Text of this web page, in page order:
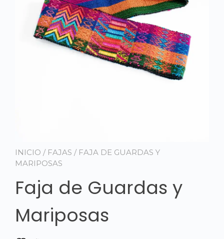
INICIO / FAJAS / FAJA DE GUARDAS Y
MARIPOSAS
Faja de Guardas y
Mariposas